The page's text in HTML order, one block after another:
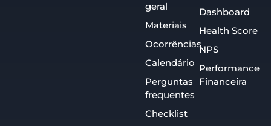
geral
Materiais
Ocorrências
Calendário
Perguntas
frequentes
Checklist
Dashboard
Health Score
NPS
Performance
Financeira